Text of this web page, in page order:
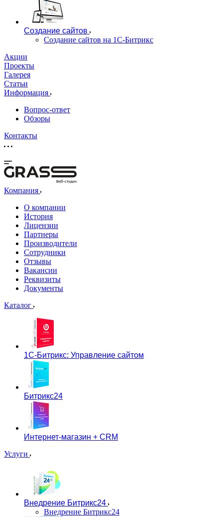
Создание сайтов
Создание сайтов на 1С-Битрикс
Акции
Проекты
Галерея
Статьи
Информация
Вопрос-ответ
Обзоры
Контакты
Веб-студия
Компания
О компании
История
Лицензии
Партнеры
Производители
Сотрудники
Отзывы
Вакансии
Реквизиты
Документы
Каталог
1С-Битрикс: Управление сайтом
Битрикс24
Интернет-магазин + CRM
Услуги
Внедрение Битрикс24
Внедрение Битрикс24